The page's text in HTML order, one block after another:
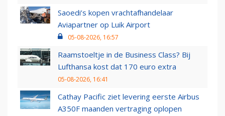
Saoedi’s kopen vrachtafhandelaar
Aviapartner op Luik Airport
05-08-2026, 16:57
Raamstoeltje in de Business Class? Bij
Lufthansa kost dat 170 euro extra
05-08-2026, 16:41
Cathay Pacific ziet levering eerste Airbus
A350F maanden vertraging oplopen